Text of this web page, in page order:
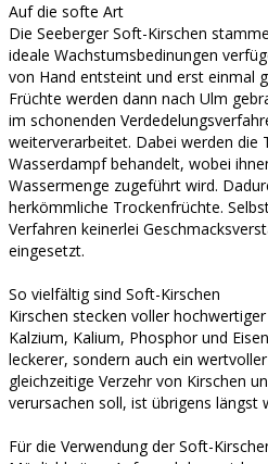
Auf die softe Art
Die Seeberger Soft-Kirschen
ideale Wachstumsbedinungen
von Hand entsteint und erst einmal
Früchte werden dann nach Ulm
im schonenden
weiterverarbeitet. Dabei werden die
Wasserdampf behandelt, wobei
Wassermenge zugeführt wird.
herkömmliche Trockenfrüchte.
Verfahren keinerlei
eingesetzt.
So vielfältig sind Soft-Kirschen
Kirschen stecken voller
Kalzium, Kalium, Phosphor und
leckerer, sondern auch ein
gleichzeitige Verzehr von Kirschen
verursachen soll, ist übrigens längst
Für die Verwendung der Soft-